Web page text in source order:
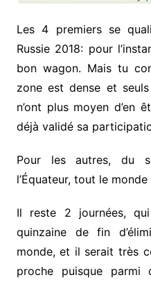
Les 4 premiers se
Russie 2018: pour
bon wagon. Mais tu
zone est dense et
n’ont plus moyen d’en
déjà validé sa
Pour les autres, du
l’Équateur, tout le
Il reste 2 journées,
quinzaine de fin
monde, et il serait très
proche puisque parmi